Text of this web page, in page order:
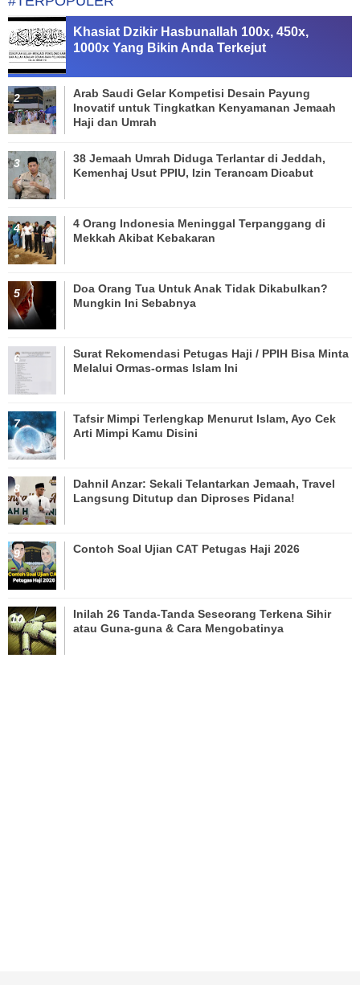
Khasiat Dzikir Hasbunallah 100x, 450x,
1000x Yang Bikin Anda Terkejut
Arab Saudi Gelar Kompetisi Desain Payung
Inovatif untuk Tingkatkan Kenyamanan Jemaah
Haji dan Umrah
38 Jemaah Umrah Diduga Terlantar di Jeddah,
Kemenhaj Usut PPIU, Izin Terancam Dicabut
4 Orang Indonesia Meninggal Terpanggang di
Mekkah Akibat Kebakaran
Doa Orang Tua Untuk Anak Tidak Dikabulkan?
Mungkin Ini Sebabnya
Surat Rekomendasi Petugas Haji / PPIH Bisa Minta
Melalui Ormas-ormas Islam Ini
Tafsir Mimpi Terlengkap Menurut Islam, Ayo Cek
Arti Mimpi Kamu Disini
Dahnil Anzar: Sekali Telantarkan Jemaah, Travel
Langsung Ditutup dan Diproses Pidana!
Contoh Soal Ujian CAT Petugas Haji 2026
Inilah 26 Tanda-Tanda Seseorang Terkena Sihir
atau Guna-guna & Cara Mengobatinya